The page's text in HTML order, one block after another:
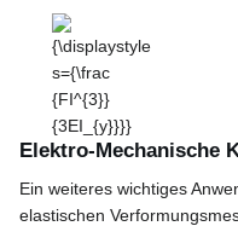
{\displaystyle
s={\frac
{FI^{3}}
{3EI_{y}}}}
Elektro-Mechanische
Ein weiteres wichtiges
elastischen